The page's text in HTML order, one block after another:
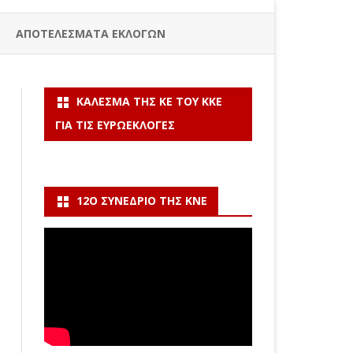
ΑΠΟΤΕΛΕΣΜΑΤΑ ΕΚΛΟΓΩΝ
ΚΆΛΕΣΜΑ ΤΗΣ ΚΕ ΤΟΥ ΚΚΕ
ΓΙΑ ΤΙΣ ΕΥΡΩΕΚΛΟΓΈΣ
12Ο ΣΥΝΈΔΡΙΟ ΤΗΣ ΚΝΕ